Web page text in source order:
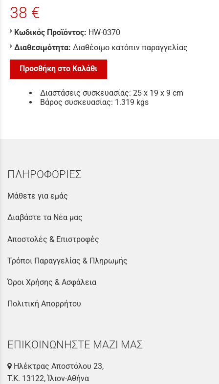
38 €
Κωδικός Προϊόντος: HW-0370
Διαθεσιμότητα: Διαθέσιμο κατόπιν παραγγελίας
Προσθήκη στο Καλάθι
Διαστάσεις συσκευασίας: 25 x 19 x 9 cm
Βάρος συσκευασίας: 1.319 kgs
ΠΛΗΡΟΦΟΡΙΕΣ
Μάθετε για εμάς
Διαβάστε τα Νέα μας
Αποστολές & Επιστροφές
Τρόποι Παραγγελίας & Πληρωμής
Όροι Χρήσης & Ασφάλεια
Πολιτική Απορρήτου
ΕΠΙΚΟΙΝΩΝΗΣΤΕ ΜΑΖΙ ΜΑΣ
Ηλέκτρας Αποστόλου 23,
Τ.Κ. 13122, Ίλιον-Αθήνα